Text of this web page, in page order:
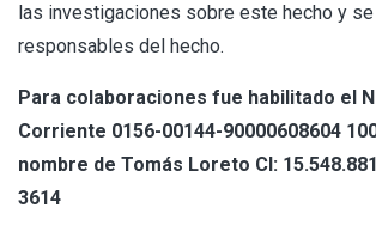
las investigaciones sobre este hecho y
responsables del hecho.
Para colaboraciones fue habilitado el
Corriente 0156-00144-90000608604
nombre de Tomás Loreto CI:
3614